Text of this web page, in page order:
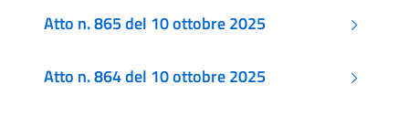
Atto n. 865 del 10 ottobre 2025
Atto n. 864 del 10 ottobre 2025